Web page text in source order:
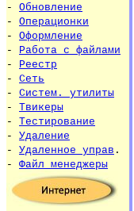
- Обновление
- Операционки
- Оформление
- Работа с файлами
- Реестр
- Сеть
- Систем. утилиты
- Твикеры
- Тестирование
- Удаление
- Удаленное управ .
- Файл менеджеры